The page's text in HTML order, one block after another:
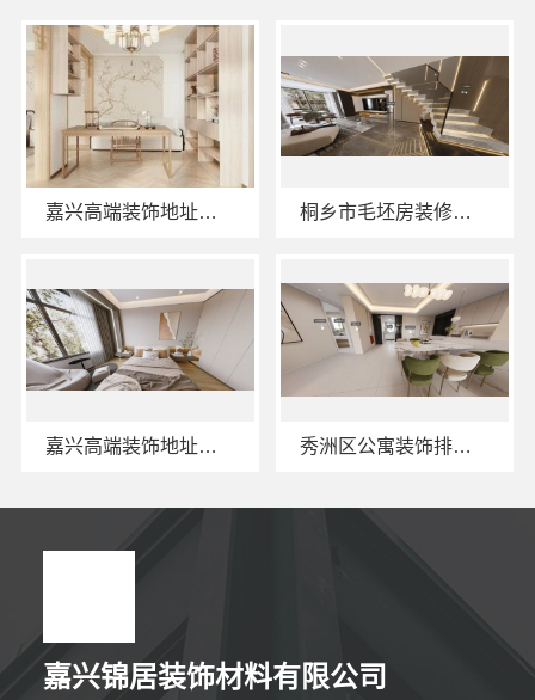
嘉兴高端装饰地址查询，嘉兴锦居装饰材料有限公司本地直营 桐乡市毛坯房装修费用，嘉兴锦居装饰材料有限公司透明报价
嘉兴高端装饰地址—嘉兴锦居装饰材料有限公司 秀洲区公寓装饰排名，嘉兴锦居装饰材料有限公司口碑如何
嘉兴锦居装饰材料有限公司